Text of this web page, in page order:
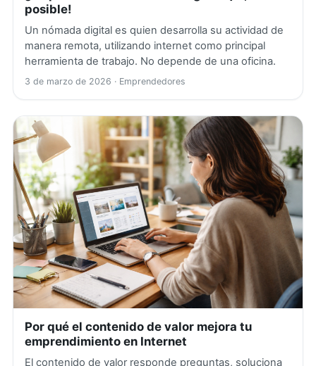
posible!
Un nómada digital es quien desarrolla su actividad de
manera remota, utilizando internet como principal
herramienta de trabajo. No depende de una oficina.
3 de marzo de 2026 · Emprendedores
Por qué el contenido de valor mejora tu
emprendimiento en Internet
El contenido de valor responde preguntas, soluciona